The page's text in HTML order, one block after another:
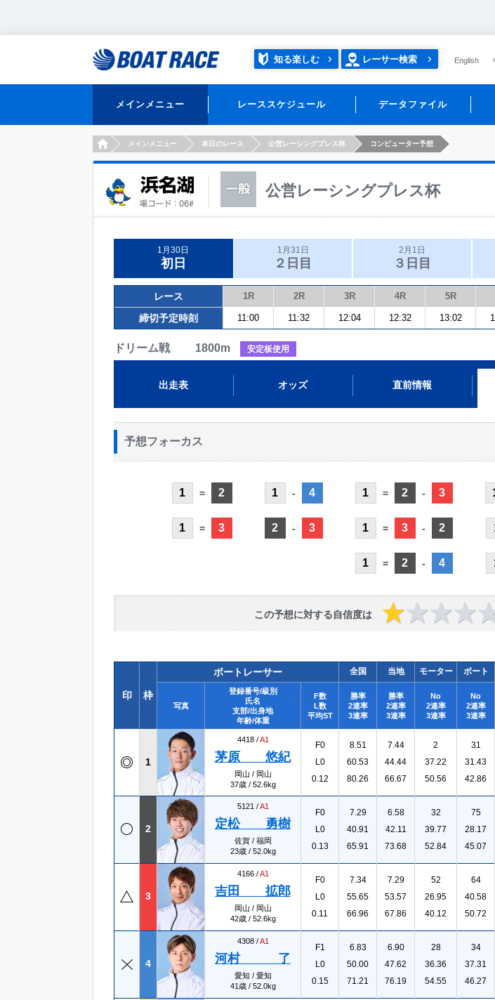
知る楽しむ レーサー検索 English
メインメニュー レーススケジュール データファイル
HOMEメインメニュー 本日のレース 公営レーシングプレス杯 コンピューター予想
公営レーシングプレス杯
1月30日
初日
1月31日
２日目
2月1日
３日目
レース 1R 2R 3R 4R 5R
締切予定時刻 11:00 11:32 12:04 12:32 13:02
ドリーム戦 1800m 安定板使用
出走表 オッズ 直前情報
予想フォーカス
1 = 2
1 = 3
1 - 4
2 - 3
1 = 2 - 3
1 = 3 - 2
1 = 2 - 4
この予想に対する自信度は
印 枠
ボートレーサー 全国 当地 モーター ボート
写真
登録番号/級別
氏名
支部/出身地
年齢/体重
F数
L数
平均ST
勝率
2連率
3連率
勝率
2連率
3連率
No
2連率
3連率
No
2連率
3連率
1
4418 /A1
茅原 悠紀
岡山 / 岡山
37歳 / 52.6kg
F0
L0
0.12
8.51
60.53
80.26
7.44
44.44
66.67
2
37.22
50.56
31
31.43
42.86
2
5121 /A1
定松 勇樹
佐賀 / 福岡
23歳 / 52.0kg
F0
L0
0.13
7.29
40.91
65.91
6.58
42.11
73.68
32
39.77
52.84
75
28.17
45.07
3
4166 /A1
吉田 拡郎
岡山 / 岡山
42歳 / 52.6kg
F0
L0
0.11
7.34
55.65
66.96
7.29
53.57
67.86
52
26.95
40.12
64
40.58
50.72
4
4308 /A1
河村 了
愛知 / 愛知
41歳 / 52.0kg
F1
L0
0.15
6.83
50.00
71.21
6.90
47.62
76.19
28
36.36
54.55
34
37.31
46.27